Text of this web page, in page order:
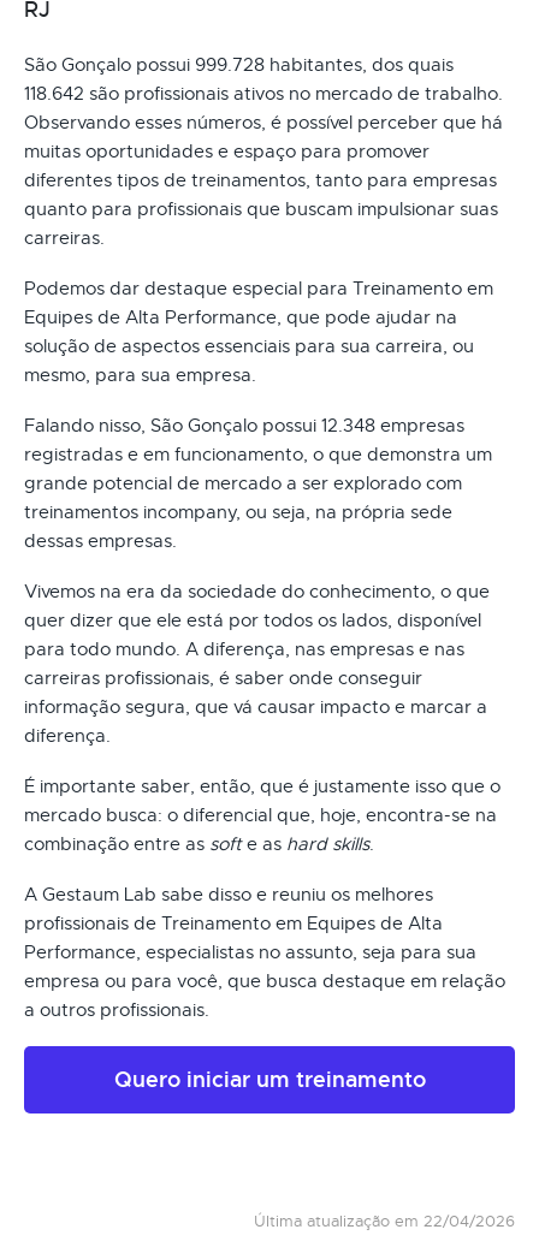
RJ
São Gonçalo possui 999.728 habitantes, dos quais
118.642 são profissionais ativos no mercado de trabalho.
Observando esses números, é possível perceber que há
muitas oportunidades e espaço para promover
diferentes tipos de treinamentos, tanto para empresas
quanto para profissionais que buscam impulsionar suas
carreiras.
Podemos dar destaque especial para Treinamento em
Equipes de Alta Performance, que pode ajudar na
solução de aspectos essenciais para sua carreira, ou
mesmo, para sua empresa.
Falando nisso, São Gonçalo possui 12.348 empresas
registradas e em funcionamento, o que demonstra um
grande potencial de mercado a ser explorado com
treinamentos incompany, ou seja, na própria sede
dessas empresas.
Vivemos na era da sociedade do conhecimento, o que
quer dizer que ele está por todos os lados, disponível
para todo mundo. A diferença, nas empresas e nas
carreiras profissionais, é saber onde conseguir
informação segura, que vá causar impacto e marcar a
diferença.
É importante saber, então, que é justamente isso que o
mercado busca: o diferencial que, hoje, encontra-se na
combinação entre as softe as hard skills.
A Gestaum Lab sabe disso e reuniu os melhores
profissionais de Treinamento em Equipes de Alta
Performance, especialistas no assunto, seja para sua
empresa ou para você, que busca destaque em relação
a outros profissionais.
Quero iniciar um treinamento
Última atualização em 22/04/2026